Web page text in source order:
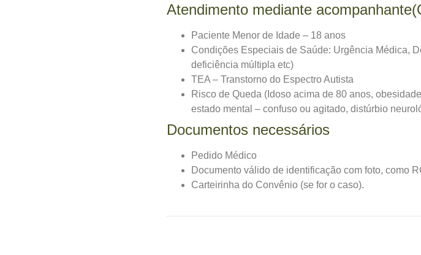
Atendimento mediante
Paciente Menor de Idade – 18 anos
Condições Especiais de Saúde: Urgência Médica,
deficiência múltipla etc)
TEA – Transtorno do Espectro Autista
Risco de Queda (Idoso acima de 80 anos,
estado mental – confuso ou agitado, distúrbio
Documentos necessários
Pedido Médico
Documento válido de identificação com foto, como
Carteirinha do Convênio (se for o caso).